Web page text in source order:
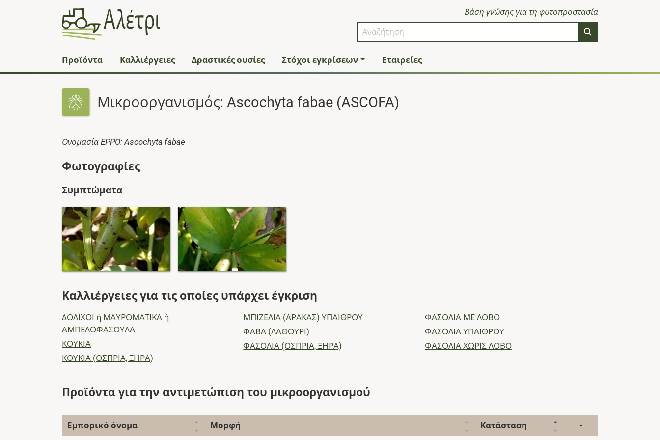
Βάση γνώσης για τη φυτοπροστασία
Προϊόντα Καλλιέργειες Δραστικές ουσίες Στόχοι εγκρίσεων Εταιρείες
Μικροοργανισμός: Ascochyta fabae (ASCOFA)
Ονομασία EPPO: Ascochyta fabae
Φωτογραφίες
Συμπτώματα
Καλλιέργειες για τις οποίες υπάρχει έγκριση
ΔΟΛΙΧΟΙ ή ΜΑΥΡΟΜΑΤΙΚΑ ή
ΑΜΠΕΛΟΦΑΣΟΥΛΑ
ΚΟΥΚΙΑ
ΚΟΥΚΙΑ (ΟΣΠΡΙΑ, ΞΗΡΑ)
ΜΠΙΖΕΛΙΑ (ΑΡΑΚΑΣ) ΥΠΑΙΘΡΟΥ
ΦΑΒΑ (ΛΑΘΟΥΡΙ)
ΦΑΣΟΛΙΑ (ΟΣΠΡΙΑ, ΞΗΡΑ)
ΦΑΣΟΛΙΑ ΜΕ ΛΟΒΟ
ΦΑΣΟΛΙΑ ΥΠΑΙΘΡΟΥ
ΦΑΣΟΛΙΑ ΧΩΡΙΣ ΛΟΒΟ
Προϊόντα για την αντιμετώπιση του μικροοργανισμού
Εμπορικό όνομα Μορφή Κατάσταση -